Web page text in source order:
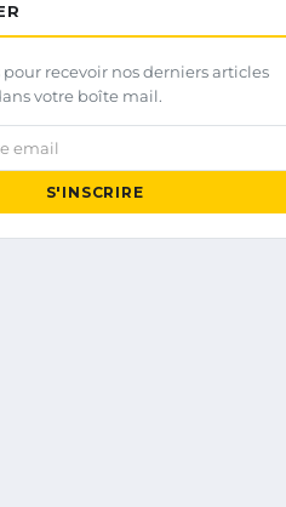
pour recevoir nos derniers articles
votre boîte mail.
email
S'INSCRIRE